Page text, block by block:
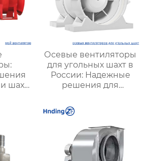
шахт
Осевые вентиляторы
для угольных шахт в
России: Надежные
решения для
вентиляции и
безопасности